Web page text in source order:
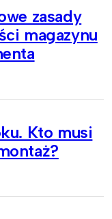
zasady
magazynu
Kto musi